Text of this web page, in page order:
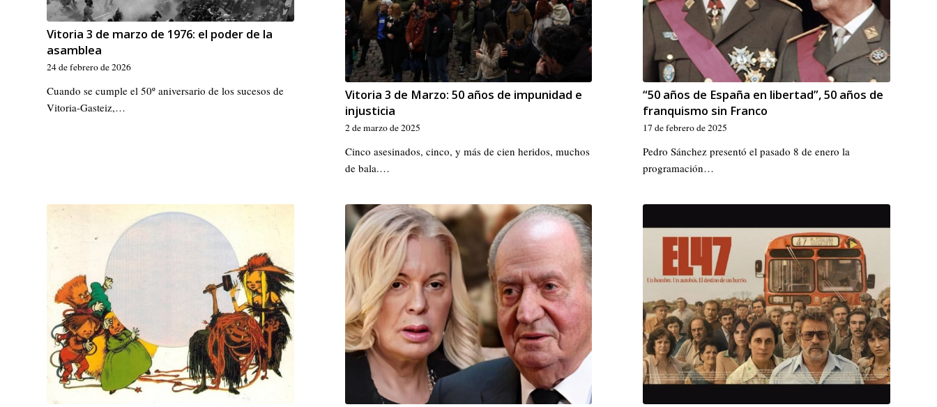
Vitoria 3 de marzo de 1976: el poder de la
asamblea
24 de febrero de 2026
Cuando se cumple el 50º aniversario de los sucesos de
Vitoria-Gasteiz,…
Vitoria 3 de Marzo: 50 años de impunidad e
injusticia
2 de marzo de 2025
Cinco asesinados, cinco, y más de cien heridos, muchos
de bala.…
“50 años de España en libertad”, 50 años de
franquismo sin Franco
17 de febrero de 2025
Pedro Sánchez presentó el pasado 8 de enero la
programación…